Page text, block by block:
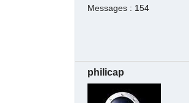
Messages : 154
philicap